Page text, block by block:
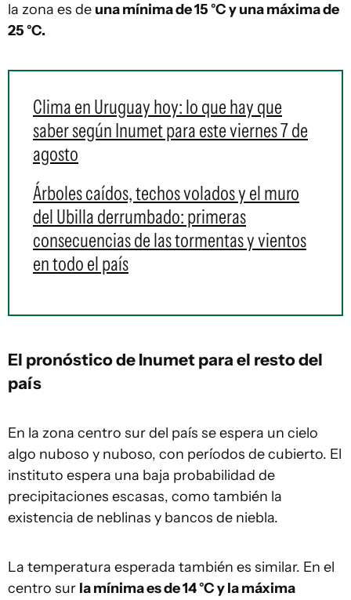
la zona es de una mínima de 15 °C y una máxima de
25 °C.
Clima en Uruguay hoy: lo que hay que
saber según Inumet para este viernes 7 de
agosto
Árboles caídos, techos volados y el muro
del Ubilla derrumbado: primeras
consecuencias de las tormentas y vientos
en todo el país
El pronóstico de Inumet para el resto del
país
En la zona centro sur del país se espera un cielo
algo nuboso y nuboso, con períodos de cubierto. El
instituto espera una baja probabilidad de
precipitaciones escasas, como también la
existencia de neblinas y bancos de niebla.
La temperatura esperada también es similar. En el
centro sur la mínima es de 14 °C y la máxima